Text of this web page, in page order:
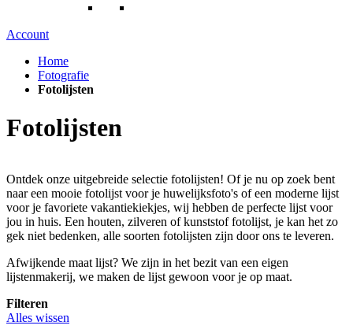
Account
Home
Fotografie
Fotolijsten
Fotolijsten
Ontdek onze uitgebreide selectie fotolijsten! Of je nu op zoek bent
naar een mooie fotolijst voor je huwelijksfoto's of een moderne lijst
voor je favoriete vakantiekiekjes, wij hebben de perfecte lijst voor
jou in huis. Een houten, zilveren of kunststof fotolijst, je kan het zo
gek niet bedenken, alle soorten fotolijsten zijn door ons te leveren.
Afwijkende maat lijst? We zijn in het bezit van een eigen
lijstenmakerij, we maken de lijst gewoon voor je op maat.
Filteren
Alles wissen